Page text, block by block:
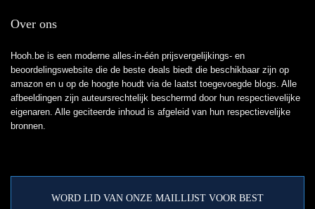
Over ons
Hooh.be is een moderne alles-in-één prijsvergelijkings- en
beoordelingswebsite die de beste deals biedt die beschikbaar zijn op
amazon en u op de hoogte houdt via de laatst toegevoegde blogs. Alle
afbeeldingen zijn auteursrechtelijk beschermd door hun respectievelijke
eigenaren. Alle geciteerde inhoud is afgeleid van hun respectievelijke
bronnen.
WORD LID VAN ONZE MAILLIJST VOOR BEST